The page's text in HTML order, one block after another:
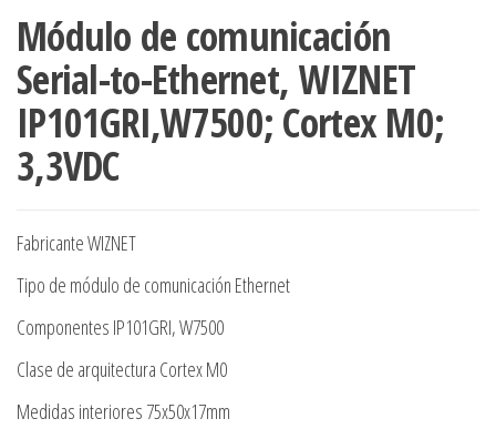
Módulo de comunicación
Serial-to-Ethernet, WIZNET
IP101GRI,W7500; Cortex M0;
3,3VDC
Fabricante WIZNET
Tipo de módulo de comunicación Ethernet
Componentes IP101GRI, W7500
Clase de arquitectura Cortex M0
Medidas interiores 75x50x17mm